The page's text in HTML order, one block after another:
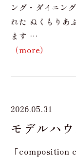
ング・ダイニン
れた ぬくもりあ
ます …
（more）
2026.05.31
モデルハ
「composition